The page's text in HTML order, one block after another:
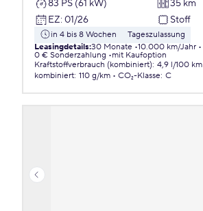
83 PS (61 kW)
35 km
EZ: 01/26 Stoff
in 4 bis 8 Wochen
Tageszulassung
Leasingdetails:30 Monate 10.000 km/Jahr
0 € Sonderzahlung
mit Kaufoption
Kraftstoffverbrauch (kombiniert): 4,9 l/100 km
kombiniert: 110 g/km CO₂-Klasse: C